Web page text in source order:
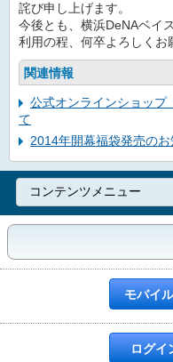
詫び申し上げます。
今後とも、横浜DeNAベイ
利用の程、何卒よろしくお
関連情報
公式オンラインショップ
て
2014年開幕福袋発売の
モバイ
ログイ